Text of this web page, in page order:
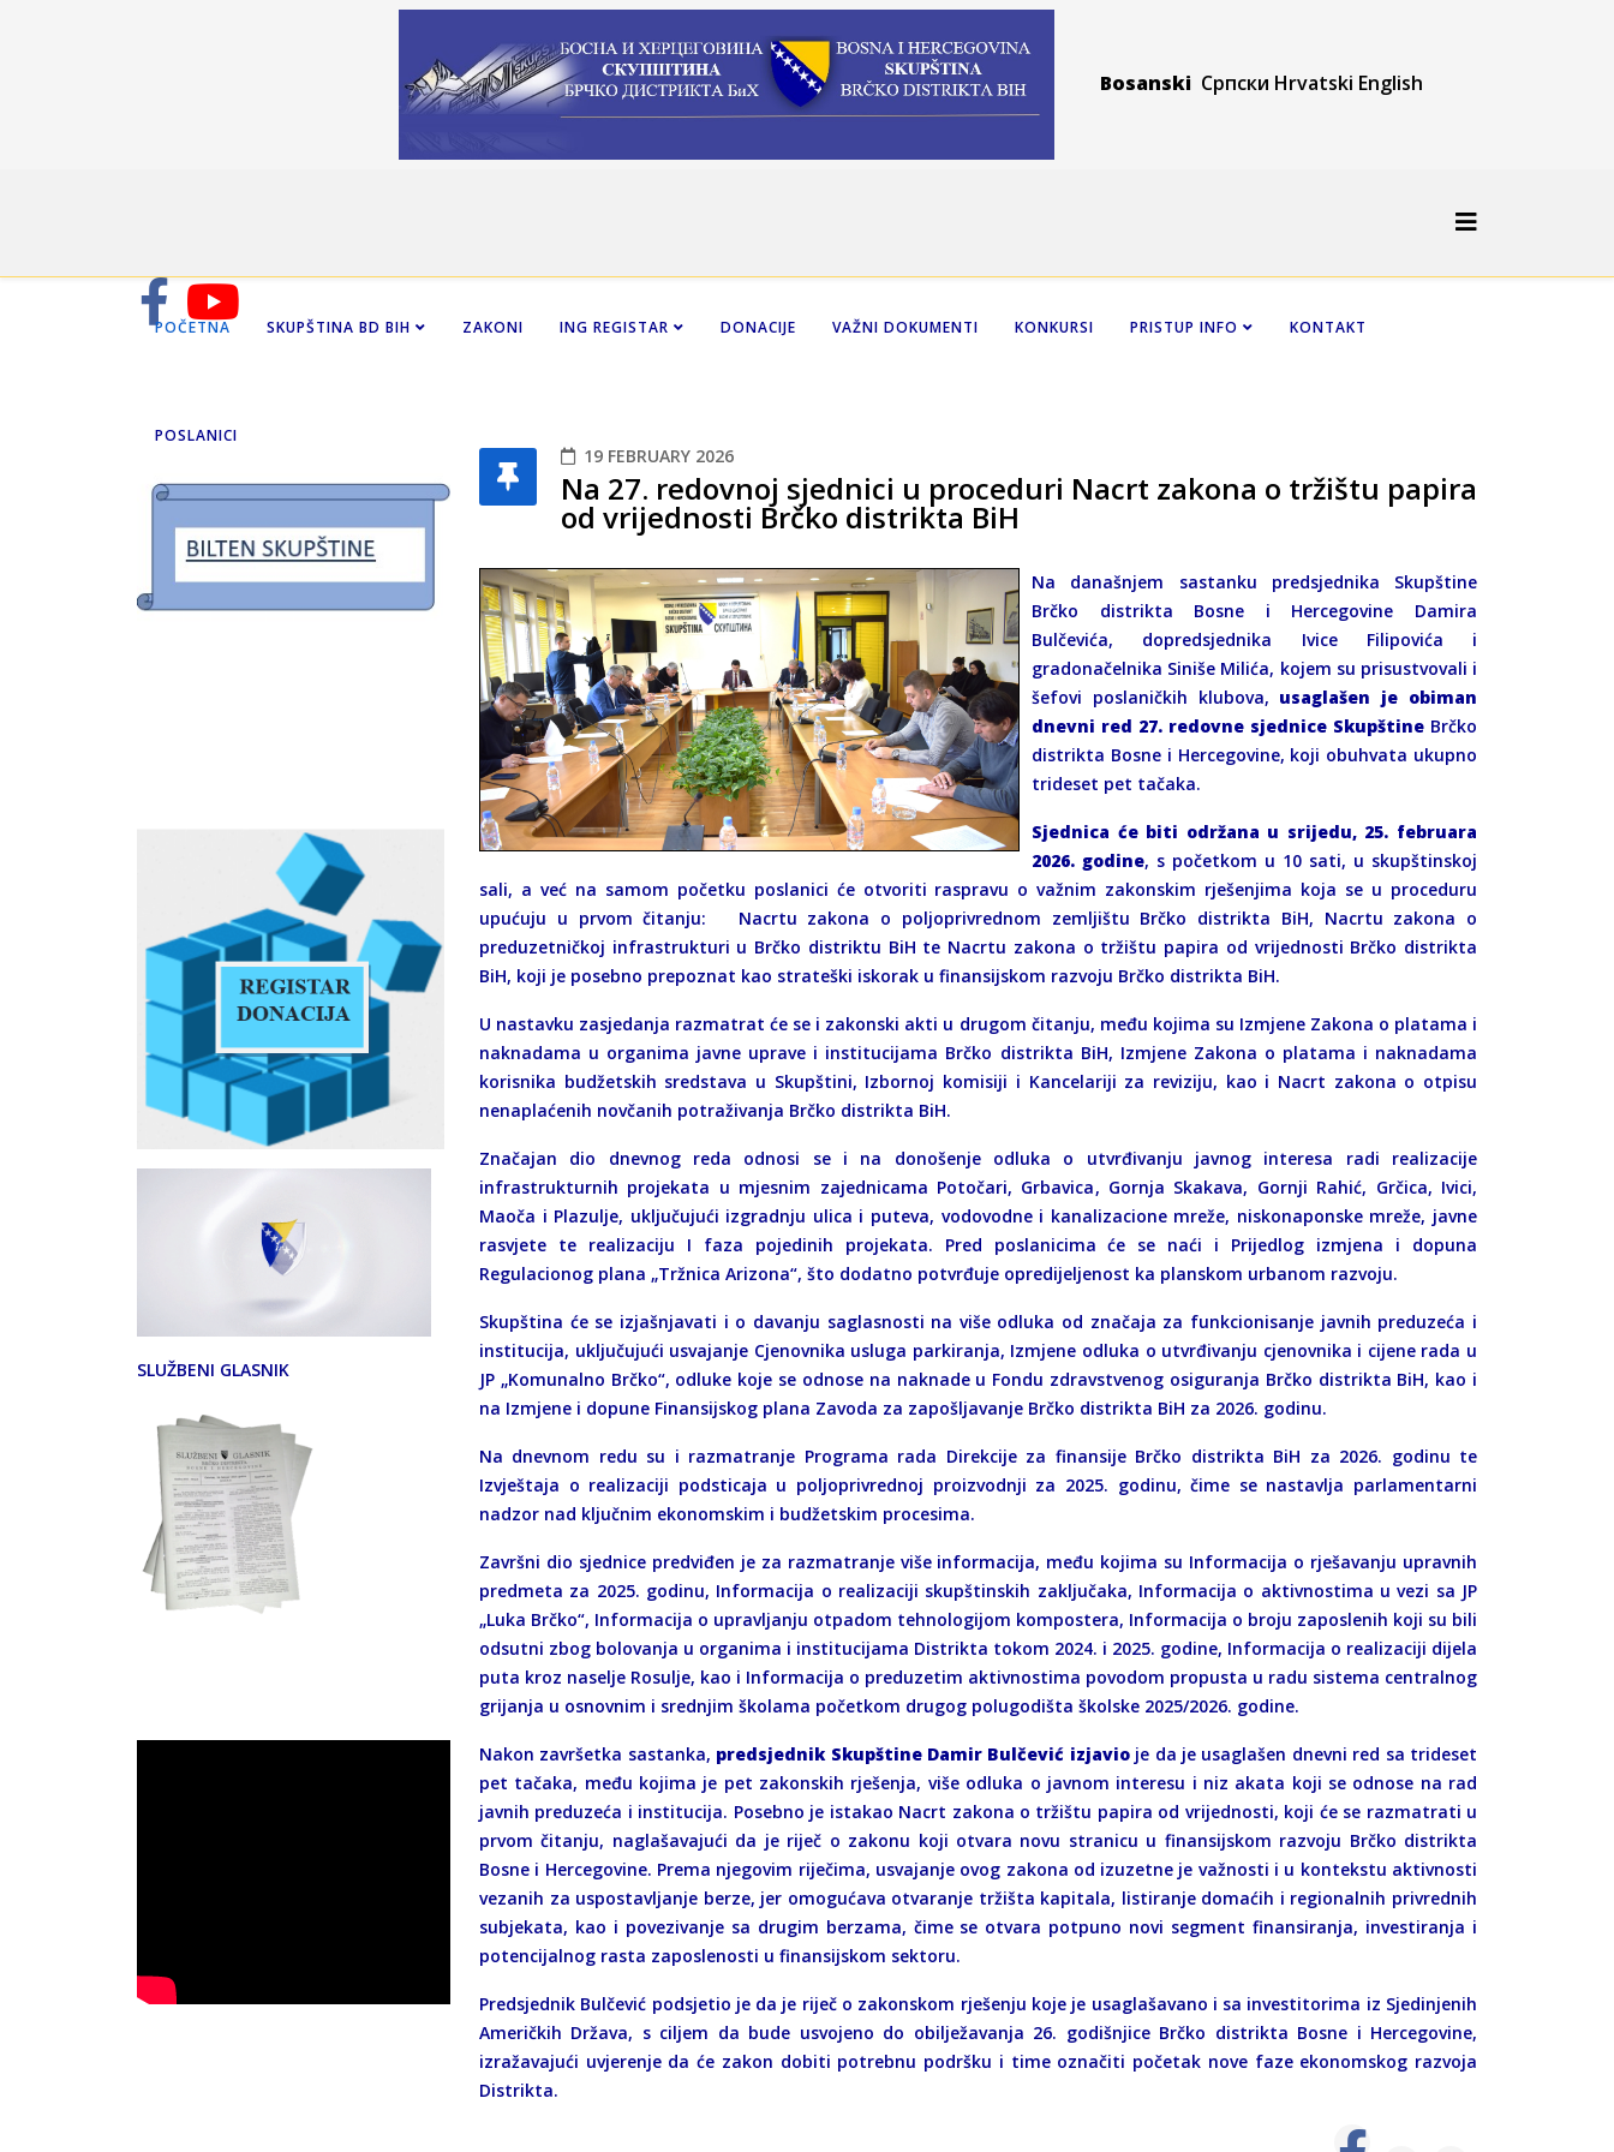
Bosanski Српски Hrvatski English
POČETNA SKUPŠTINA BD BIH ZAKONI ING REGISTAR DONACIJE VAŽNI DOKUMENTI KONKURSI PRISTUP INFO KONTAKT
POSLANICI
SLUŽBENI GLASNIK
19 FEBRUARY 2026
Na 27. redovnoj sjednici u proceduri Nacrt zakona o tržištu papira
od vrijednosti Brčko distrikta BiH
Na današnjem sastanku predsjednika Skupštine
Brčko distrikta Bosne i Hercegovine Damira
Bulčevića, dopredsjednika Ivice Filipovića i
gradonačelnika Siniše Milića, kojem su prisustvovali i
šefovi poslaničkih klubova, usaglašen je obiman
dnevni red 27. redovne sjednice Skupštine Brčko
distrikta Bosne i Hercegovine, koji obuhvata ukupno
trideset pet tačaka.
Sjednica će biti održana u srijedu, 25. februara
2026. godine, s početkom u 10 sati, u skupštinskoj
sali, a već na samom početku poslanici će otvoriti raspravu o važnim zakonskim rješenjima koja se u proceduru
upućuju u prvom čitanju: Nacrtu zakona o poljoprivrednom zemljištu Brčko distrikta BiH, Nacrtu zakona o
preduzetničkoj infrastrukturi u Brčko distriktu BiH te Nacrtu zakona o tržištu papira od vrijednosti Brčko distrikta
BiH, koji je posebno prepoznat kao strateški iskorak u finansijskom razvoju Brčko distrikta BiH.
U nastavku zasjedanja razmatrat će se i zakonski akti u drugom čitanju, među kojima su Izmjene Zakona o platama i
naknadama u organima javne uprave i institucijama Brčko distrikta BiH, Izmjene Zakona o platama i naknadama
korisnika budžetskih sredstava u Skupštini, Izbornoj komisiji i Kancelariji za reviziju, kao i Nacrt zakona o otpisu
nenaplaćenih novčanih potraživanja Brčko distrikta BiH.
Značajan dio dnevnog reda odnosi se i na donošenje odluka o utvrđivanju javnog interesa radi realizacije
infrastrukturnih projekata u mjesnim zajednicama Potočari, Grbavica, Gornja Skakava, Gornji Rahić, Grčica, Ivici,
Maoča i Plazulje, uključujući izgradnju ulica i puteva, vodovodne i kanalizacione mreže, niskonaponske mreže, javne
rasvjete te realizaciju I faza pojedinih projekata. Pred poslanicima će se naći i Prijedlog izmjena i dopuna
Regulacionog plana „Tržnica Arizona“, što dodatno potvrđuje opredijeljenost ka planskom urbanom razvoju.
Skupština će se izjašnjavati i o davanju saglasnosti na više odluka od značaja za funkcionisanje javnih preduzeća i
institucija, uključujući usvajanje Cjenovnika usluga parkiranja, Izmjene odluka o utvrđivanju cjenovnika i cijene rada u
JP „Komunalno Brčko“, odluke koje se odnose na naknade u Fondu zdravstvenog osiguranja Brčko distrikta BiH, kao i
na Izmjene i dopune Finansijskog plana Zavoda za zapošljavanje Brčko distrikta BiH za 2026. godinu.
Na dnevnom redu su i razmatranje Programa rada Direkcije za finansije Brčko distrikta BiH za 2026. godinu te
Izvještaja o realizaciji podsticaja u poljoprivrednoj proizvodnji za 2025. godinu, čime se nastavlja parlamentarni
nadzor nad ključnim ekonomskim i budžetskim procesima.
Završni dio sjednice predviđen je za razmatranje više informacija, među kojima su Informacija o rješavanju upravnih
predmeta za 2025. godinu, Informacija o realizaciji skupštinskih zaključaka, Informacija o aktivnostima u vezi sa JP
„Luka Brčko“, Informacija o upravljanju otpadom tehnologijom kompostera, Informacija o broju zaposlenih koji su bili
odsutni zbog bolovanja u organima i institucijama Distrikta tokom 2024. i 2025. godine, Informacija o realizaciji dijela
puta kroz naselje Rosulje, kao i Informacija o preduzetim aktivnostima povodom propusta u radu sistema centralnog
grijanja u osnovnim i srednjim školama početkom drugog polugodišta školske 2025/2026. godine.
Nakon završetka sastanka, predsjednik Skupštine Damir Bulčević izjavioje da je usaglašen dnevni red sa trideset
pet tačaka, među kojima je pet zakonskih rješenja, više odluka o javnom interesu i niz akata koji se odnose na rad
javnih preduzeća i institucija. Posebno je istakao Nacrt zakona o tržištu papira od vrijednosti, koji će se razmatrati u
prvom čitanju, naglašavajući da je riječ o zakonu koji otvara novu stranicu u finansijskom razvoju Brčko distrikta
Bosne i Hercegovine. Prema njegovim riječima, usvajanje ovog zakona od izuzetne je važnosti i u kontekstu aktivnosti
vezanih za uspostavljanje berze, jer omogućava otvaranje tržišta kapitala, listiranje domaćih i regionalnih privrednih
subjekata, kao i povezivanje sa drugim berzama, čime se otvara potpuno novi segment finansiranja, investiranja i
potencijalnog rasta zaposlenosti u finansijskom sektoru.
Predsjednik Bulčević podsjetio je da je riječ o zakonskom rješenju koje je usaglašavano i sa investitorima iz Sjedinjenih
Američkih Država, s ciljem da bude usvojeno do obilježavanja 26. godišnjice Brčko distrikta Bosne i Hercegovine,
izražavajući uvjerenje da će zakon dobiti potrebnu podršku i time označiti početak nove faze ekonomskog razvoja
Distrikta.